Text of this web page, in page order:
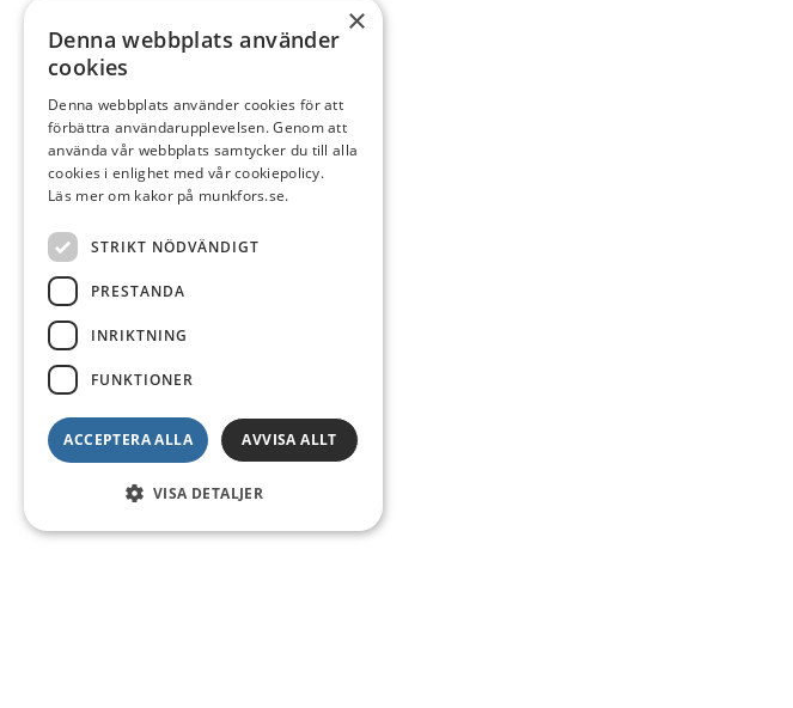
×
Denna webbplats använder
cookies
Denna webbplats använder cookies för att
förbättra användarupplevelsen. Genom att
använda vår webbplats samtycker du till alla
cookies i enlighet med vår cookiepolicy.
Läs mer om kakor på munkfors.se.
STRIKT NÖDVÄNDIGT
PRESTANDA
INRIKTNING
FUNKTIONER
ACCEPTERA ALLA AVVISA ALLT
VISA DETALJER